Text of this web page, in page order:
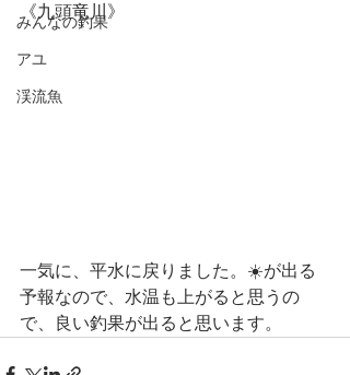
みんなの釣果
アユ
渓流魚
《九頭竜川》
一気に、平水に戻りました。☀️が出る
予報なので、水温も上がると思うの
で、良い釣果が出ると思います。